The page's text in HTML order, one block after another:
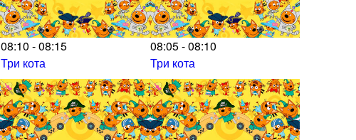
08:10 - 08:15
Три кота
08:05 - 08:10
Три кота